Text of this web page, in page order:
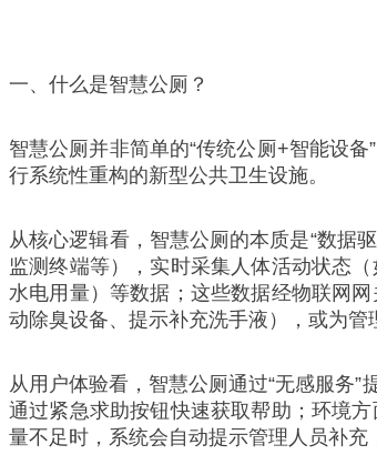
一、什么是智慧公厕？
智慧公厕并非简单的“传统公厕+智能设
行系统性重构的新型公共卫生设施。
从核心逻辑看，智慧公厕的本质是“数据
监测终端等），实时采集人体活动状态
水电用量）等数据；这些数据经物联网
动除臭设备、提示补充洗手液），或为管
从用户体验看，智慧公厕通过“无感服务
通过紧急求助按钮快速获取帮助；环境
量不足时，系统会自动提示管理人员补充